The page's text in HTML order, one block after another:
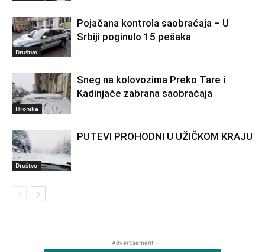
Društvo
Pojačana kontrola saobraćaja – U
Srbiji poginulo 15 pešaka
Hronika
Sneg na kolovozima Preko Tare i
Kadinjače zabrana saobraćaja
Društvo
PUTEVI PROHODNI U UŽIČKOM KRAJU
- Advertisement -